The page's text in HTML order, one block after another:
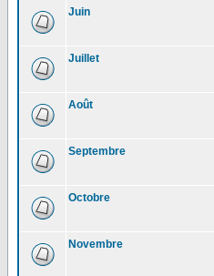
Juin
Juillet
Août
Septembre
Octobre
Novembre